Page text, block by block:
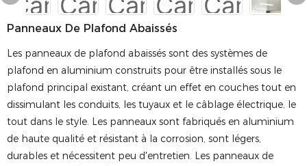
Panneaux De Plafond Abaissés
Les panneaux de plafond abaissés sont des systèmes de
plafond en aluminium construits pour être installés sous le
plafond principal existant, créant un effet en couches tout en
dissimulant les conduits, les tuyaux et le câblage électrique, le
tout dans le style. Les panneaux sont fabriqués en aluminium
de haute qualité et résistant à la corrosion, sont légers,
durables et nécessitent peu d'entretien. Les panneaux de